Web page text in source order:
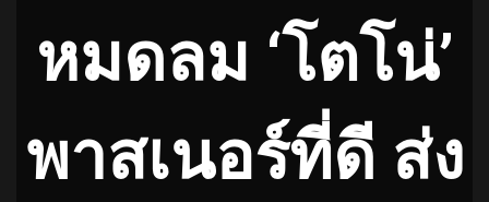
หมดลม ‘โตโน่’
พาสเนอร์ที่ดี ส่ง